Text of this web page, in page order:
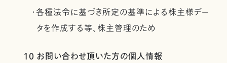
・各種法令に基づき所定の基準による株主様デー
タを作成する等、株主管理のため
10 お問い合わせ頂いた方の個人情報